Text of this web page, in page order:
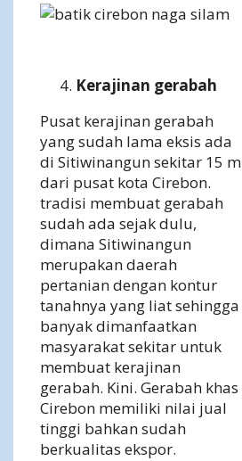
Kerajinan gerabah
Pusat kerajinan gerabah
yang sudah lama eksis ada
di Sitiwinangun sekitar 15 m
dari pusat kota Cirebon.
tradisi membuat gerabah
sudah ada sejak dulu,
dimana Sitiwinangun
merupakan daerah
pertanian dengan kontur
tanahnya yang liat sehingga
banyak dimanfaatkan
masyarakat sekitar untuk
membuat kerajinan
gerabah. Kini. Gerabah khas
Cirebon memiliki nilai jual
tinggi bahkan sudah
berkualitas ekspor.